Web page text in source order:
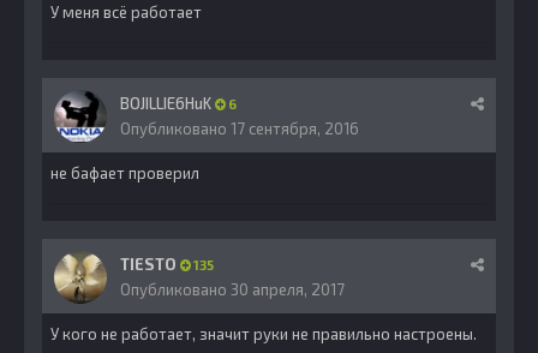
У меня всё работает
BOJILLIE6HuK 6
Опубликовано 17 сентября, 2016
не бафает проверил
TIESTO 135
Опубликовано 30 апреля, 2017
У кого не работает, значит руки не правильно настроены.